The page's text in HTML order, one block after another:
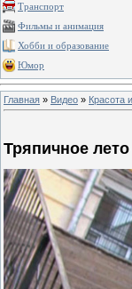
Транспорт
Фильмы и анимация
Хобби и образование
Юмор
Главная » Видео » Красота
Тряпичное лето